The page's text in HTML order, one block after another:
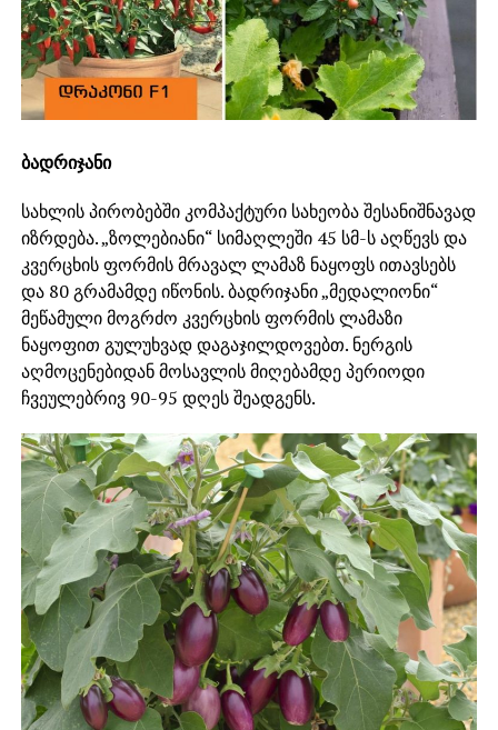
ბადრიჯანი
სახლის პირობებში კომპაქტური სახეობა შესანიშნავად
იზრდება. „ზოლებიანი“ სიმაღლეში 45 სმ-ს აღწევს და
კვერცხის ფორმის მრავალ ლამაზ ნაყოფს ითავსებს
და 80 გრამამდე იწონის. ბადრიჯანი „მედალიონი“
მეწამული მოგრძო კვერცხის ფორმის ლამაზი
ნაყოფით გულუხვად დაგაჯილდოვებთ. ნერგის
აღმოცენებიდან მოსავლის მიღებამდე პერიოდი
ჩვეულებრივ 90-95 დღეს შეადგენს.